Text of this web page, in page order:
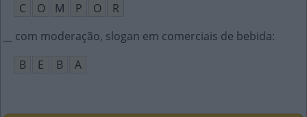
C
O M P O
R
__ com moderação, slogan em comerciais de bebida:
B
E B A